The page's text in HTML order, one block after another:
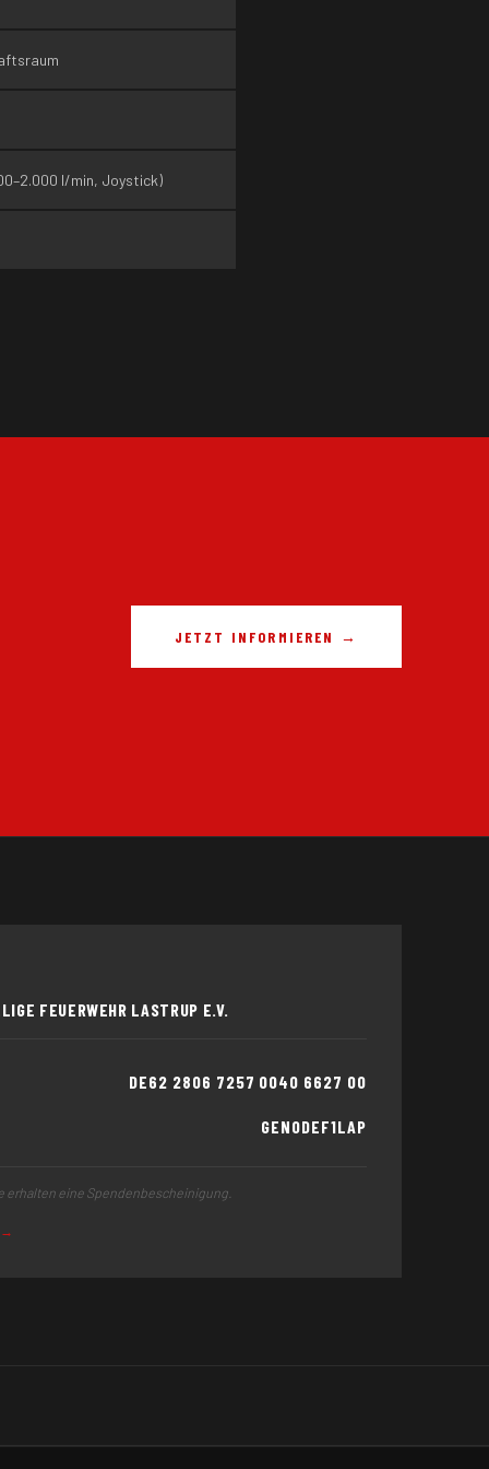
l/min, Joystick)
JETZT INFORMIEREN →
FEUERWEHR LASTRUP E.V.
DE62 2806 7257 0040 6627 00
GENODEF1LAP
erhalten eine Spendenbescheinigung.
→